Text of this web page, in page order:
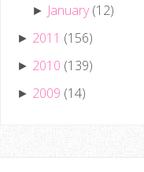
► January (12)
► 2011 (156)
► 2010 (139)
► 2009 (14)